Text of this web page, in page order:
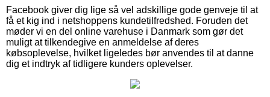
Facebook giver dig lige så vel adskillige gode genveje til at
få et kig ind i netshoppens kundetilfredshed. Foruden det
møder vi en del online varehuse i Danmark som gør det
muligt at tilkendegive en anmeldelse af deres
købsoplevelse, hvilket ligeledes bør anvendes til at danne
dig et indtryk af tidligere kunders oplevelser.